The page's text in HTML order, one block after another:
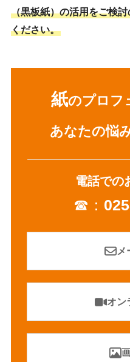
（黒板紙）の活用をご検
ください。
紙のプロフ
あなたの悩
電話での
☎：
メ
オン